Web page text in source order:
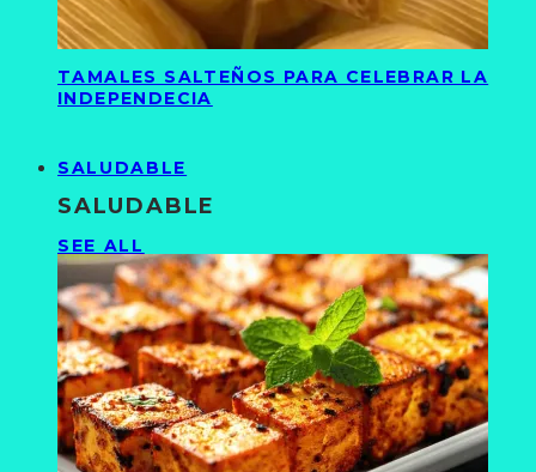
TAMALES SALTEÑOS PARA CELEBRAR LA
INDEPENDECIA
SALUDABLE
SALUDABLE
SEE ALL